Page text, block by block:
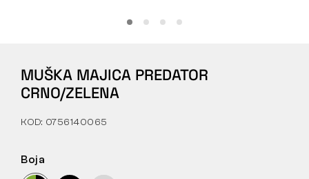
O NAMA
ČLANCI
TRGOVINA I BISTRO
MUŠKA MAJICA PREDATOR
CRNO/ZELENA
KOD: 0756140065
Boja